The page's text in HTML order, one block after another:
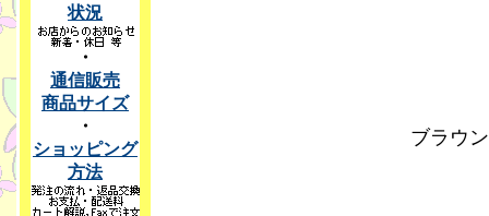
ブラウ
状況
・
通信販売
商品サイズ
・
ショッピング
方法